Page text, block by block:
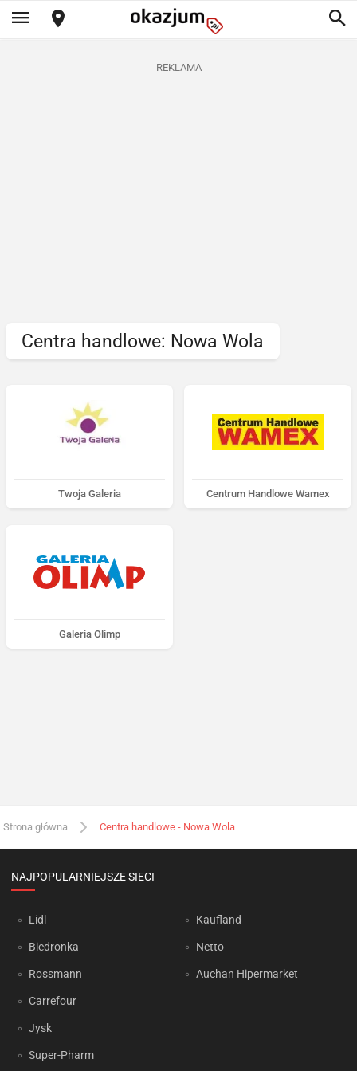
REKLAMA
Centra handlowe: Nowa Wola
Twoja Galeria Centrum Handlowe Wamex
Galeria Olimp
Strona główna Centra handlowe - Nowa Wola
NAJPOPULARNIEJSZE SIECI
Lidl
Biedronka
Rossmann
Carrefour
Jysk
Super-Pharm
Kaufland
Netto
Auchan Hipermarket